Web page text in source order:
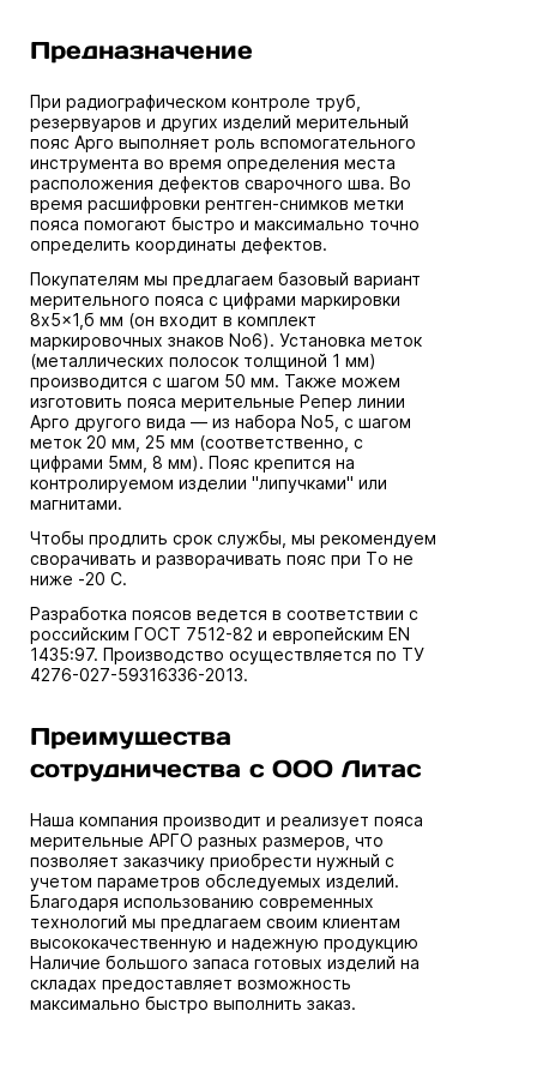
Предназначение
При радиографическом контроле труб,
резервуаров и других изделий мерительный
пояс Арго выполняет роль вспомогательного
инструмента во время определения места
расположения дефектов сварочного шва. Во
время расшифровки рентген-снимков метки
пояса помогают быстро и максимально точно
определить координаты дефектов.
Покупателям мы предлагаем базовый вариант
мерительного пояса с цифрами маркировки
8x5x1,б мм (он входит в комплект
маркировочных знаков No6). Установка меток
(металлических полосок толщиной 1 мм)
производится с шагом 50 мм. Также можем
изготовить пояса мерительные Репер линии
Арго другого вида — из набора No5, с шагом
меток 20 мм, 25 мм (соответственно, с
цифрами 5мм, 8 мм). Пояс крепится на
контролируемом изделии "липучками" или
магнитами.
Чтобы продлить срок службы, мы рекомендуем
сворачивать и разворачивать пояс при Tо не
ниже -20 С.
Разработка поясов ведется в соответствии с
российским ГОСТ 7512-82 и европейским EN
1435:97. Производство осуществляется по ТУ
4276-027-59316336-2013.
Преимущества
сотрудничества с ООО Литас
Наша компания производит и реализует пояса
мерительные АРГО разных размеров, что
позволяет заказчику приобрести нужный с
учетом параметров обследуемых изделий.
Благодаря использованию современных
технологий мы предлагаем своим клиентам
высококачественную и надежную продукцию
Наличие большого запаса готовых изделий на
складах предоставляет возможность
максимально быстро выполнить заказ.